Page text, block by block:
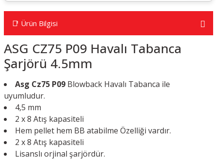
📑 Ürün Bilgisi
ASG CZ75 P09 Havalı Tabanca
Şarjörü 4.5mm
Asg Cz75 P09 Blowback Havalı Tabanca ile
uyumludur.
4,5 mm
2 x 8 Atış kapasiteli
Hem pellet hem BB atabilme Özelliği vardır.
2 x 8 Atış kapasiteli
Lisanslı orjinal şarjördür.